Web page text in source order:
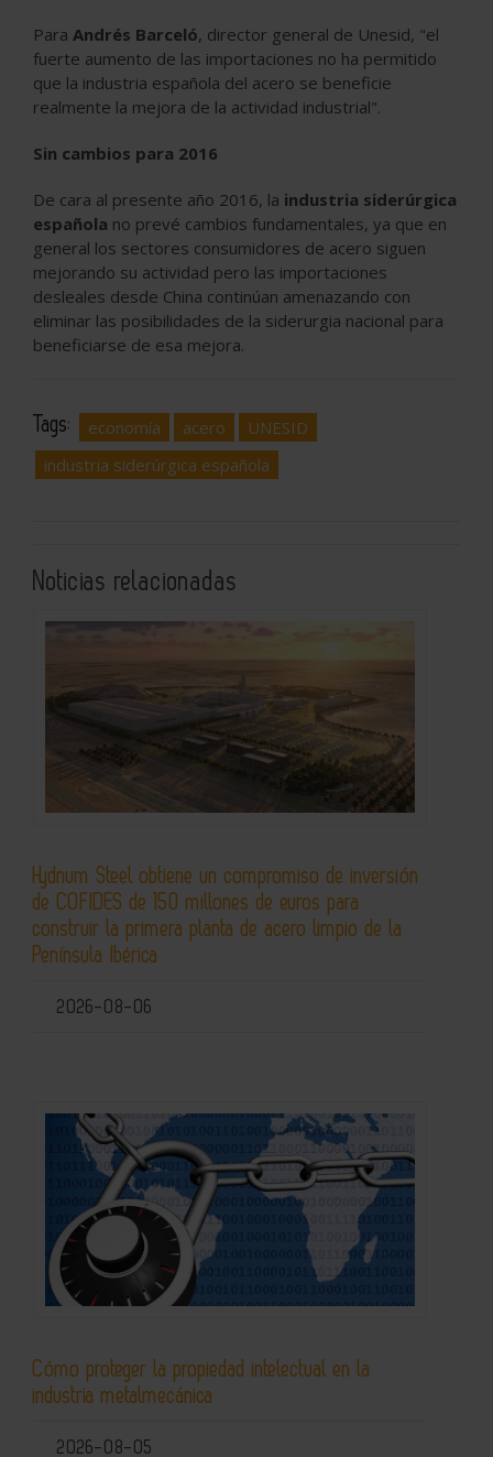
Para Andrés Barceló, director general de Unesid, "el
fuerte aumento de las importaciones no ha permitido
que la industria española del acero se beneficie
realmente la mejora de la actividad industrial".
Sin cambios para 2016
De cara al presente año 2016, la industria siderúrgica
española no prevé cambios fundamentales, ya que en
general los sectores consumidores de acero siguen
mejorando su actividad pero las importaciones
desleales desde China continúan amenazando con
eliminar las posibilidades de la siderurgia nacional para
beneficiarse de esa mejora.
Tags: economía acero
UNESID
industria siderúrgica española
Noticias relacionadas
Hydnum Steel obtiene un compromiso de inversión
de COFIDES de 150 millones de euros para
construir la primera planta de acero limpio de la
Península Ibérica
2026-08-06
Cómo proteger la propiedad intelectual en la
industria metalmecánica
2026-08-05